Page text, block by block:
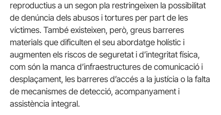
reproductius a un segon pla restringeixen la possibilitat
de denúncia dels abusos i tortures per part de les
víctimes. També existeixen, però, greus barreres
materials que dificulten el seu abordatge holístic i
augmenten els riscos de seguretat i d’integritat física,
com són la manca d’infraestructures de comunicació i
desplaçament, les barreres d’accés a la justícia o la falta
de mecanismes de detecció, acompanyament i
assistència integral.